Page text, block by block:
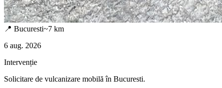
📍 Bucuresti~7 km
6 aug. 2026
Intervenție
Solicitare de vulcanizare mobilă în Bucuresti.